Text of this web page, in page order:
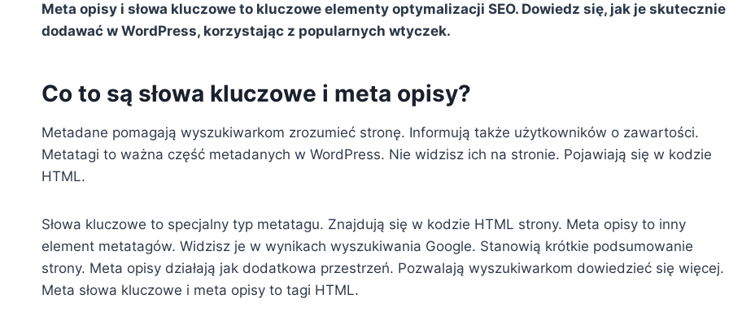
Meta opisy i słowa kluczowe to kluczowe elementy optymalizacji SEO. Dowiedz się, jak je skutecznie
dodawać w WordPress, korzystając z popularnych wtyczek.
Co to są słowa kluczowe i meta opisy?
Metadane pomagają wyszukiwarkom zrozumieć stronę. Informują także użytkowników o zawartości.
Metatagi to ważna część metadanych w WordPress. Nie widzisz ich na stronie. Pojawiają się w kodzie
HTML.
Słowa kluczowe to specjalny typ metatagu. Znajdują się w kodzie HTML strony. Meta opisy to inny
element metatagów. Widzisz je w wynikach wyszukiwania Google. Stanowią krótkie podsumowanie
strony. Meta opisy działają jak dodatkowa przestrzeń. Pozwalają wyszukiwarkom dowiedzieć się więcej.
Meta słowa kluczowe i meta opisy to tagi HTML.